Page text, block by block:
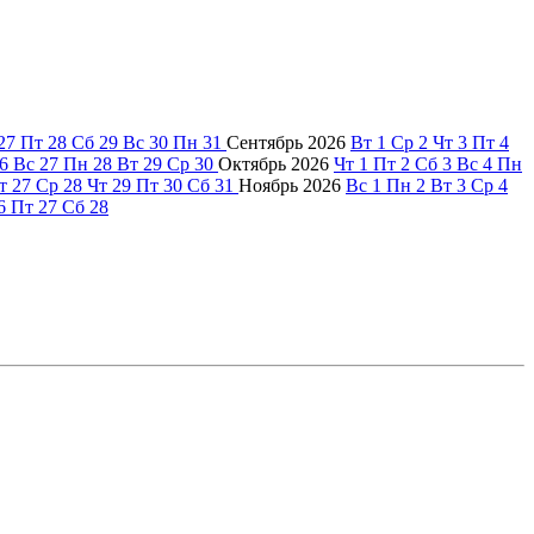
Пт 28 Сб 29 Вс 30 Пн 31 Сентябрь 2026 Вт 1 Ср 2 Чт 3 Пт 4
Вс 27 Пн 28 Вт 29 Ср 30 Октябрь 2026 Чт 1 Пт 2 Сб 3 Вс 4 Пн
27 Ср 28 Чт 29 Пт 30 Сб 31 Ноябрь 2026 Вс 1 Пн 2 Вт 3 Ср 4
Пт 27 Сб 28